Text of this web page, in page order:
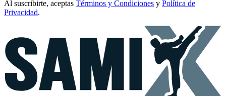
Al suscribirte, aceptas Términos y Condiciones y Política de
Privacidad.